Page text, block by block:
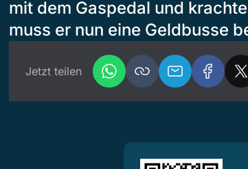
mit dem Gaspedal und
muss er nun eine Geldbusse
Jetzt teilen